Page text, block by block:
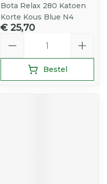
Bota Relax 280 Katoen
Korte Kous Blue N4
€ 25,70
Bestel